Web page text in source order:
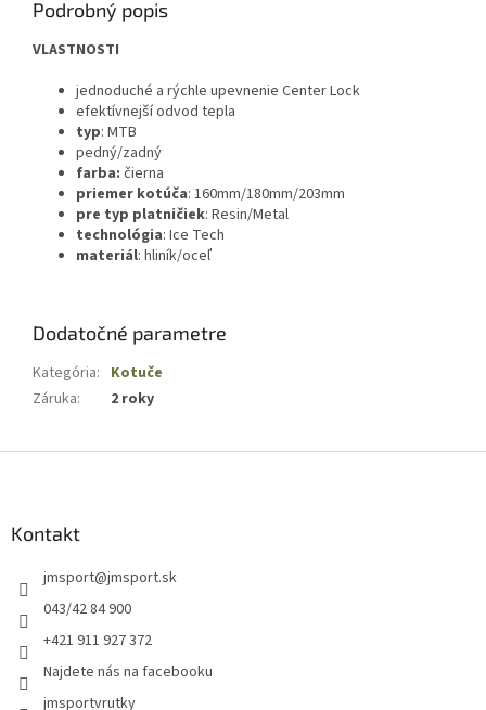
Podrobný popis
VLASTNOSTI
jednoduché a rýchle upevnenie Center Lock
efektívnejší odvod tepla
typ: MTB
pedný/zadný
farba: čierna
priemer kotúča: 160mm/180mm/203mm
pre typ platničiek: Resin/Metal
technológia: Ice Tech
materiál: hliník/oceľ
Dodatočné parametre
Kategória: Kotuče
Záruka: 2 roky
Kontakt
jmsport@jmsport.sk
043/42 84 900
+421 911 927 372
Najdete nás na facebooku
jmsportvrutky